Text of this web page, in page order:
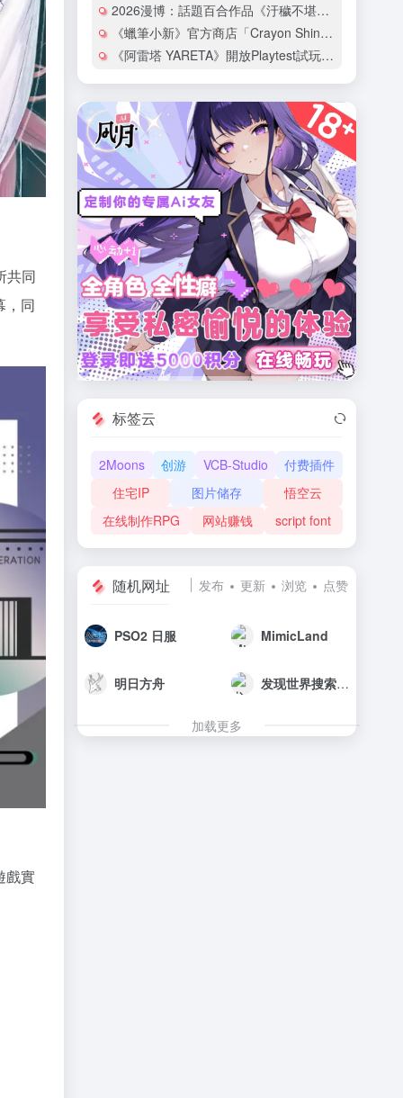
共同
，同
戲實
2026漫博：話題百合作品《汙穢不堪的妳最惹人憐愛》中文版完結，作者まにお簽名會盛大登場！
《蠟筆小新》官方商店「Crayon Shinchan Cinema Parade」首間台灣旗艦店7月30日西門地下市開幕！
《阿雷塔 YARETA》開放Playtest試玩，自由探索壯麗的古老大地
标签云
2Moons 创游 VCB-Studio
付费插件
住宅IP
图片储存
悟空云
在线制作RPG
网站赚钱 script font
随机网址 发布 更新 浏览 点赞
PSO2 日服 MimicLand
明日方舟 发现世界搜索引擎
加载更多